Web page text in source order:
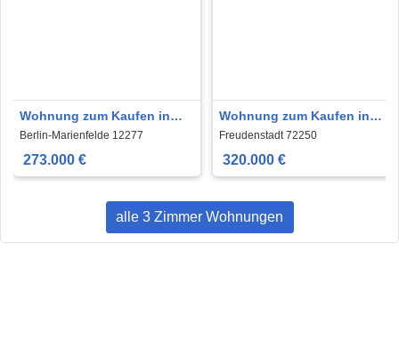
Wohnung zum Kaufen in
Berlin-Marienfelde 273.000
€ 83.62 m²
Berlin-Marienfelde 12277
273.000 €
Wohnung zum Kaufen in
Freudenstadt 320.000 €
128.89 m²
Freudenstadt 72250
320.000 €
alle 3 Zimmer Wohnungen